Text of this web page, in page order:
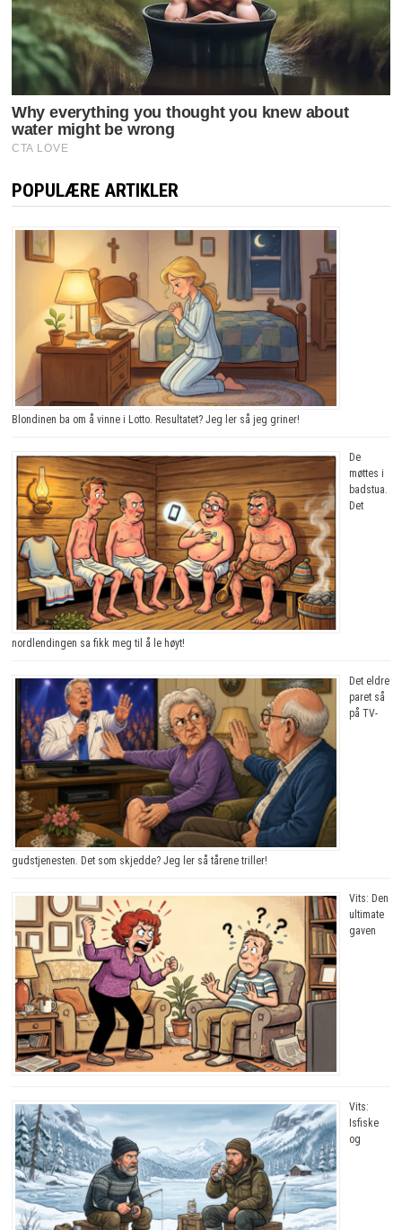
POPULÆRE ARTIKLER
Blondinen ba om å vinne i Lotto. Resultatet? Jeg ler så jeg griner!
De
møttes i
badstua.
Det
nordlendingen sa fikk meg til å le høyt!
Det eldre
paret så
på TV-
gudstjenesten. Det som skjedde? Jeg ler så tårene triller!
Vits: Den
ultimate
gaven
Vits:
Isfiske
og